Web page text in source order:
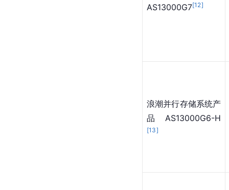
AS13000G7[12]
浪潮并行存储系统产
品AS13000G6-H
[13]